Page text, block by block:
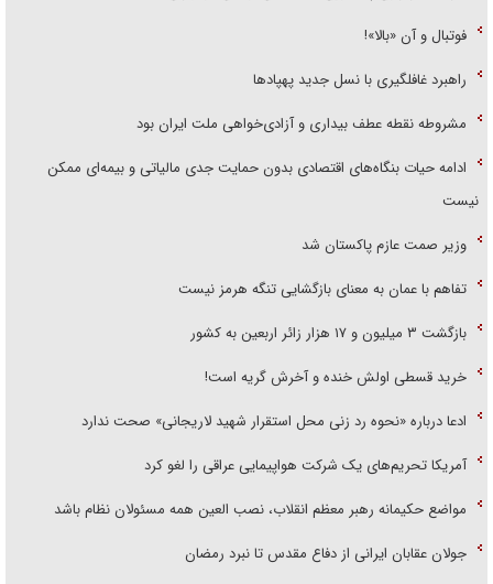
فوتبال و آن «بالا»!
راهبرد غافلگیری با نسل جدید پهپاد‌ها
مشروطه نقطه عطف بیداری و آزادی‌خواهی ملت ایران بود
ادامه حیات بنگاه‌های اقتصادی بدون حمایت جدی مالیاتی و بیمه‌ای ممکن
نیست
وزیر صمت عازم پاکستان شد
تفاهم با عمان به معنای بازگشایی تنگه هرمز نیست
بازگشت ۳ میلیون و ۱۷ هزار زائر اربعین به کشور
خرید قسطی اولش خنده و آخرش گریه است!
ادعا درباره «نحوه رد زنی محل استقرار شهید لاریجانی» صحت ندارد
آمریکا تحریم‌های یک شرکت هواپیمایی عراقی را لغو کرد
مواضع حکیمانه رهبر معظم انقلاب، نصب العین همه مسئولان نظام باشد
جولان عقابان ایرانی از دفاع مقدس تا نبرد رمضان